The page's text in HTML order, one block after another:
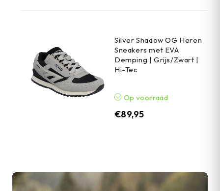
Silver Shadow OG Heren
Sneakers met EVA
Demping | Grijs/Zwart |
Hi-Tec
Op voorraad
€89,95